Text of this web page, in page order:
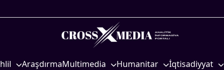
AraşdırmaMultimedia Humanitar İqtisadiyyat